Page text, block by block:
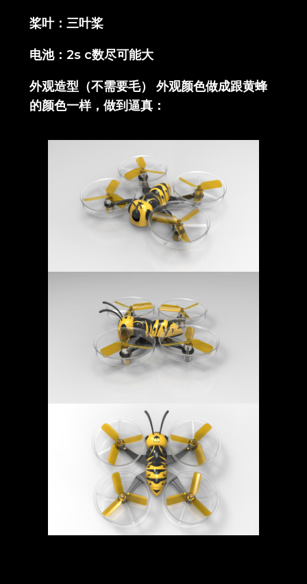
桨叶：三叶桨
电池：2s c数尽可能大
外观造型（不需要毛） 外观颜色做成跟黄蜂
的颜色一样，做到逼真：